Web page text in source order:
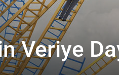
Veriye